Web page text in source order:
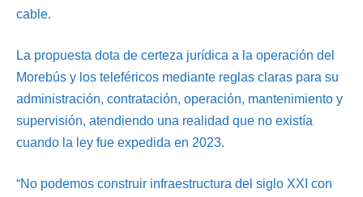
cable.
La propuesta dota de certeza jurídica a la operación del
Morebús y los teleféricos mediante reglas claras para su
administración, contratación, operación, mantenimiento y
supervisión, atendiendo una realidad que no existía
cuando la ley fue expedida en 2023.
“No podemos construir infraestructura del siglo XXI con